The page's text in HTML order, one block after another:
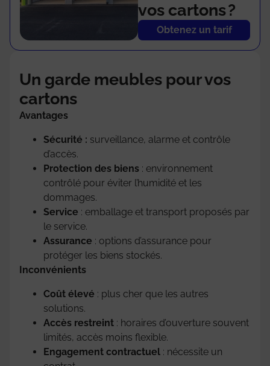
vos cartons ?
Obtenez un tarif
Un garde meubles pour vos
cartons
Avantages
Sécurité : surveillance, alarme et contrôle
d’accès.
Protection des biens : environnement
contrôlé pour éviter l’humidité et les
dommages.
Service : emballage et transport proposés par
le service.
Assurance : options d’assurance pour
protéger les biens stockés.
Inconvénients
Coût élevé : plus cher que les autres
solutions.
Accès restreint : horaires d’ouverture souvent
limités, accès moins flexible.
Engagement contractuel : nécessite un